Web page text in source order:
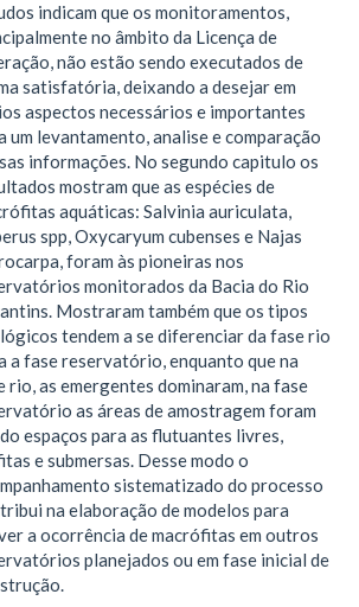
indicam que os monitoramentos,
no âmbito da Licença de
não estão sendo executados de
satisfatória, deixando a desejar em
aspectos necessários e importantes
um levantamento, analise e comparação
informações. No segundo capitulo os
mostram que as espécies de
aquáticas: Salvinia auriculata,
spp, Oxycaryum cubenses e Najas
foram às pioneiras nos
monitorados da Bacia do Rio
Mostraram também que os tipos
tendem a se diferenciar da fase rio
a fase reservatório, enquanto que na
rio, as emergentes dominaram, na fase
as áreas de amostragem foram
espaços para as flutuantes livres,
e submersas. Desse modo o
sistematizado do processo
na elaboração de modelos para
a ocorrência de macrófitas em outros
planejados ou em fase inicial de